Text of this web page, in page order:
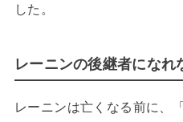
した。
レーニンの後継者になれ
レーニンは亡くなる前に、